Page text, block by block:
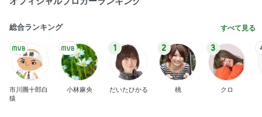
総合ランキング すべて見る
市川團十郎白
猿
小林麻央
1
だいたひかる
2
桃
3
クロ